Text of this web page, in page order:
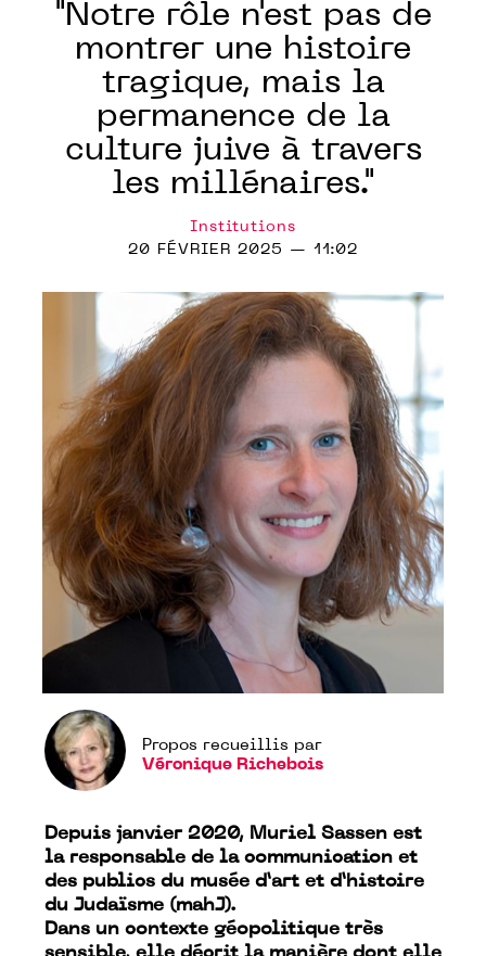
"Notre rôle n'est pas de
montrer une histoire
tragique, mais la
permanence de la
culture juive à travers
les millénaires."
Institutions
20 FÉVRIER 2025 — 11:02
Propos recueillis par
Véronique Richebois
Depuis janvier 2020, Muriel Sassen est
la responsable de la communication et
des publics du musée d’art et d’histoire
du Judaïsme (mahJ).
Dans un contexte géopolitique très